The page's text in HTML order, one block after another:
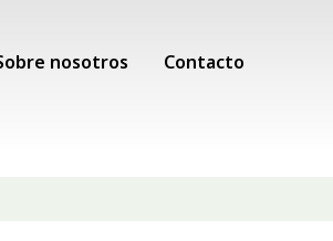
nosotros Contacto